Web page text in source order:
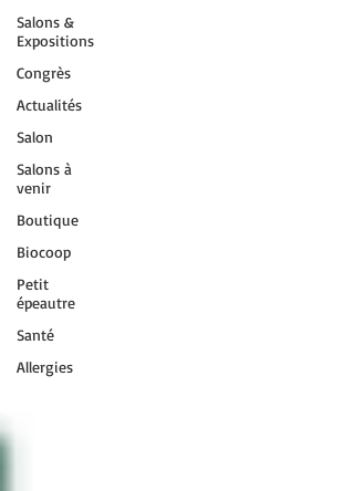
Salons &
Expositions
Congrès
Actualités
Salon
Salons à
venir
Boutique
Biocoop
Petit
épeautre
Santé
Allergies